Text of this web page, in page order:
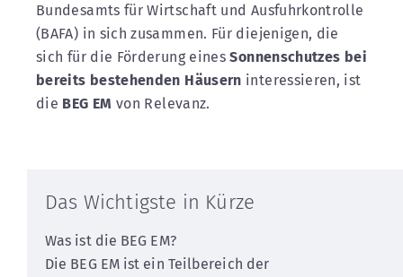
Bundesamts für Wirtschaft und Ausfuhrkontrolle
(BAFA) in sich zusammen. Für diejenigen, die
sich für die Förderung einesSonnenschutzes bei
bereits bestehenden Häusern interessieren, ist
die BEG EM von Relevanz.
Das Wichtigste in Kürze
Was ist die BEG EM?
Die BEG EM ist ein Teilbereich der